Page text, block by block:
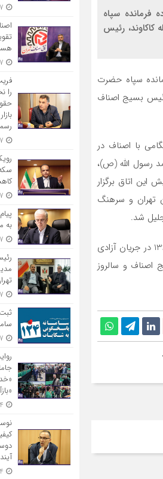
فرمانده سپاه
رئیس
سپاه حضرت
بسیج اصناف
با اصناف در
رسول الله (ص)،
روز سه شنبه 31مرداد 1402 در سالن همایش این اتاق برگزار
تهران و سرهنگ
شد.
گفتنی است احمد ابوالحسنی طی 8 سال دفاع مقدس در زندان های رژیم بعث بوده و در 29 مردادماه 1369 در جریان آزادی
اصناف و سالروز
را
به
سامانه ۱۲۴